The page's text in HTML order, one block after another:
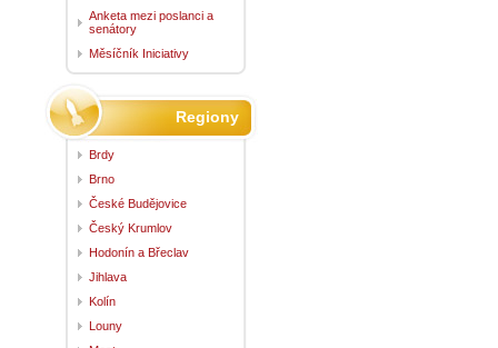
Anketa mezi poslanci a
senátory
Měsíčník Iniciativy
Regiony
Brdy
Brno
České Budějovice
Český Krumlov
Hodonín a Břeclav
Jihlava
Kolín
Louny